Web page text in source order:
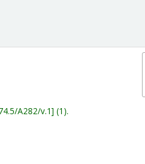
A282/v.1 (1).